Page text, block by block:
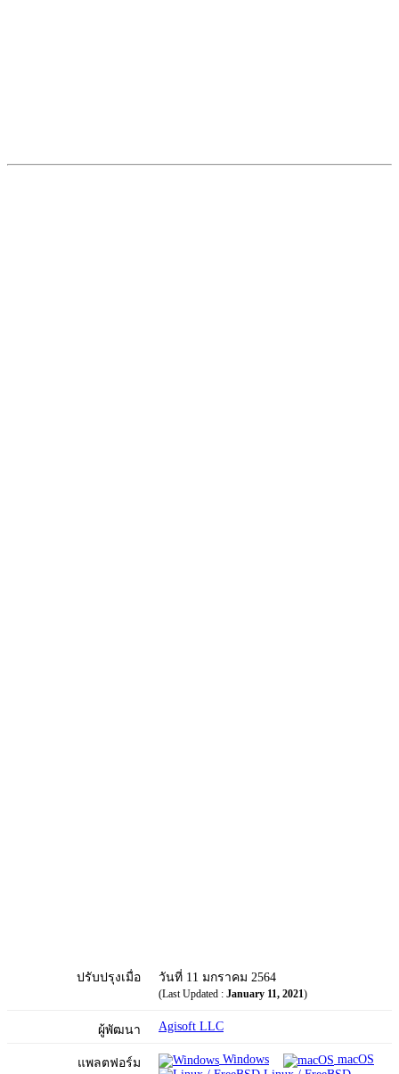
ปรับปรุงเมื่อ วันที่ 11 มกราคม 2564
(Last Updated : January 11, 2021)
ผู้พัฒนา Agisoft LLC
แพลตฟอร์ม Windows
macOS